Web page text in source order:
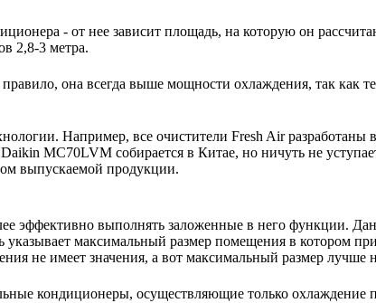
- от нее зависит площадь, на которую он
2,8-3 метра.
она всегда выше мощности охлаждения, так как
Например, все очистители Fresh Air
MC70LVM собирается в Китае, но ничуть не
выпускаемой продукции.
эффективно выполнять заложенные в него функции.
максимальный размер помещения в котором
не имеет значения, а вот максимальный размер лучше
кондиционеры, осуществляющие только